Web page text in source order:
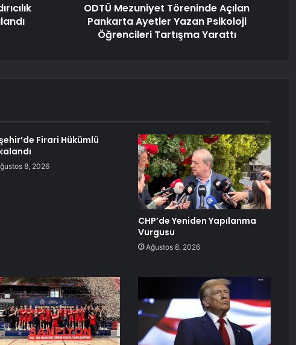
ODTÜ Mezuniyet Töreninde Açılan
Pankarta Ayetler Yazan Psikoloji
Öğrencileri Tartışma Yarattı
Firari Hükümlü
8, 2026
CHP’de Yeniden Yapılanma
Vurgusu
Ağustos 8, 2026